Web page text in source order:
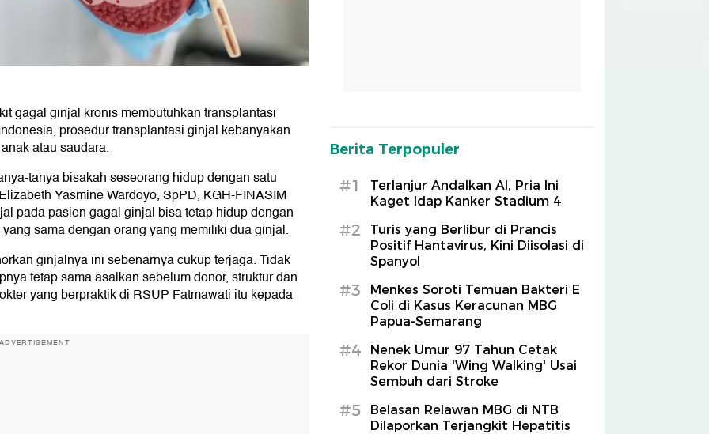
gagal ginjal kronis membutuhkan transplantasi
prosedur transplantasi ginjal kebanyakan
atau saudara.
tanya bisakah seseorang hidup dengan satu
Yasmine Wardoyo, SpPD, KGH-FINASIM
pada pasien gagal ginjal bisa tetap hidup dengan
sama dengan orang yang memiliki dua ginjal.
ginjalnya ini sebenarnya cukup terjaga. Tidak
tetap sama asalkan sebelum donor, struktur dan
yang berpraktik di RSUP Fatmawati itu kepada
ADVERTISEMENT
Berita Terpopuler
#1
Terlanjur Andalkan AI, Pria Ini
Kaget Idap Kanker Stadium 4
#2
Turis yang Berlibur di Prancis
Positif Hantavirus, Kini Diisolasi di
Spanyol
#3
Menkes Soroti Temuan Bakteri E
Coli di Kasus Keracunan MBG
Papua-Semarang
#4
Nenek Umur 97 Tahun Cetak
Rekor Dunia 'Wing Walking' Usai
Sembuh dari Stroke
#5
Belasan Relawan MBG di NTB
Dilaporkan Terjangkit Hepatitis